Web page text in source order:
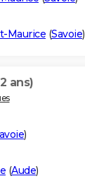
Maurice (Savoie)
ans)
)
(Aude)